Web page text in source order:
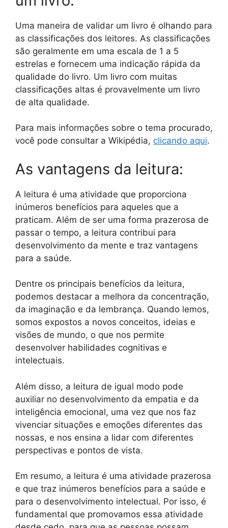
Uma maneira de validar um livro é olhando para
as classificações dos leitores. As classificações
são geralmente em uma escala de 1 a 5
estrelas e fornecem uma indicação rápida da
qualidade do livro. Um livro com muitas
classificações altas é provavelmente um livro
de alta qualidade.
Para mais informações sobre o tema procurado,
você pode consultar a Wikipédia, clicando aqui.
As vantagens da leitura:
A leitura é uma atividade que proporciona
inúmeros benefícios para aqueles que a
praticam. Além de ser uma forma prazerosa de
passar o tempo, a leitura contribui para
desenvolvimento da mente e traz vantagens
para a saúde.
Dentre os principais benefícios da leitura,
podemos destacar a melhora da concentração,
da imaginação e da lembrança. Quando lemos,
somos expostos a novos conceitos, ideias e
visões de mundo, o que nos permite
desenvolver habilidades cognitivas e
intelectuais.
Além disso, a leitura de igual modo pode
auxiliar no desenvolvimento da empatia e da
inteligência emocional, uma vez que nos faz
vivenciar situações e emoções diferentes das
nossas, e nos ensina a lidar com diferentes
perspectivas e pontos de vista.
Em resumo, a leitura é uma atividade prazerosa
e que traz inúmeros benefícios para a saúde e
para o desenvolvimento intelectual. Por isso, é
fundamental que promovamos essa atividade